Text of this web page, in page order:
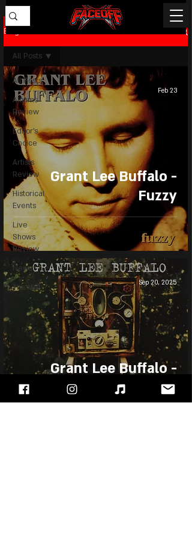
Blog
All Posts
Albums
Review
Editor's
Choice
Artists
Review
Historical
Events
Live
Shows
Review
News
The Wiz
All Posts
Grant Lee Buffalo -
Fuzzy
Feb 23
Grant Lee Buffalo -
Mighty Joe Moon
Sep 20, 2025